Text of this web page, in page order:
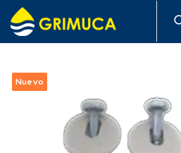
Nuevo